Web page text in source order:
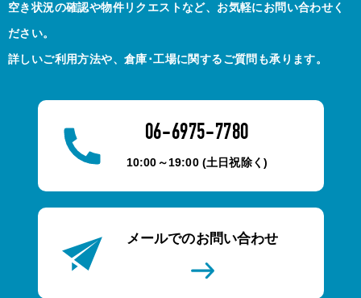
空き状況の確認や物件リクエストなど、お気軽にお問い合わせく
ださい。
詳しいご利用方法や、倉庫･工場に関するご質問も承ります。
06-6975-7780
10:00～19:00 (土日祝除く)
メールでのお問い合わせ